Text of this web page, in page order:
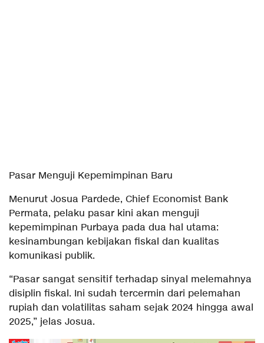
Pasar Menguji Kepemimpinan Baru
Menurut Josua Pardede, Chief Economist Bank
Permata, pelaku pasar kini akan menguji
kepemimpinan Purbaya pada dua hal utama:
kesinambungan kebijakan fiskal dan kualitas
komunikasi publik.
“Pasar sangat sensitif terhadap sinyal melemahnya
disiplin fiskal. Ini sudah tercermin dari pelemahan
rupiah dan volatilitas saham sejak 2024 hingga awal
2025,” jelas Josua.